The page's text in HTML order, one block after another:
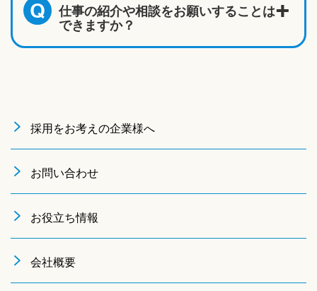
Q 仕事の紹介や相談をお願いすることは
できますか？
採用をお考えの企業様へ
お問い合わせ
お役立ち情報
会社概要